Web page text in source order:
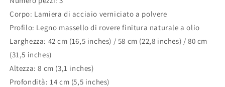
Corpo: Lamiera di acciaio verniciato a polvere
Profilo: Legno massello di rovere finitura naturale a olio
Larghezza: 42 cm (16,5 inches) / 58 cm (22,8 inches) / 80 cm
(31,5 inches)
Altezza: 8 cm (3,1 inches)
Profondità: 14 cm (5,5 inches)